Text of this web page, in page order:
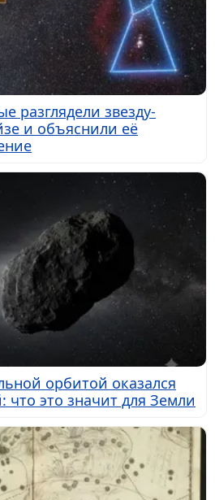
разглядели звезду-
и объяснили её
орбитой оказался
что это значит для Земли